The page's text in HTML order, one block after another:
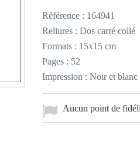
Référence : 164941
Reliures : Dos carré collé
Formats : 15x15 cm
Pages : 52
Impression : Noir et blanc
Aucun point de